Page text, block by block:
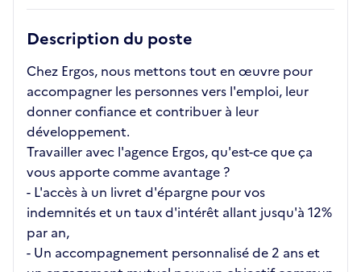
Description du poste
Chez Ergos, nous mettons tout en œuvre pour
accompagner les personnes vers l'emploi, leur
donner confiance et contribuer à leur
développement.
Travailler avec l'agence Ergos, qu'est-ce que ça
vous apporte comme avantage ?
- L'accès à un livret d'épargne pour vos
indemnités et un taux d'intérêt allant jusqu'à 12%
par an,
- Un accompagnement personnalisé de 2 ans et